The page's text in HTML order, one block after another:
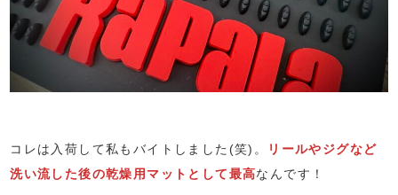
コレは入荷して私もバイトしました(笑)。
リールやジグなど
洗い流した後の乾燥用マットとして最高なんです！